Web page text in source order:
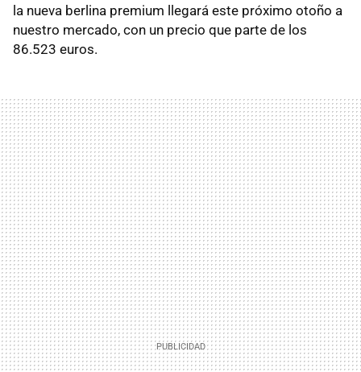
la nueva berlina premium llegará este próximo otoño a
nuestro mercado, con un precio que parte de los
86.523 euros.